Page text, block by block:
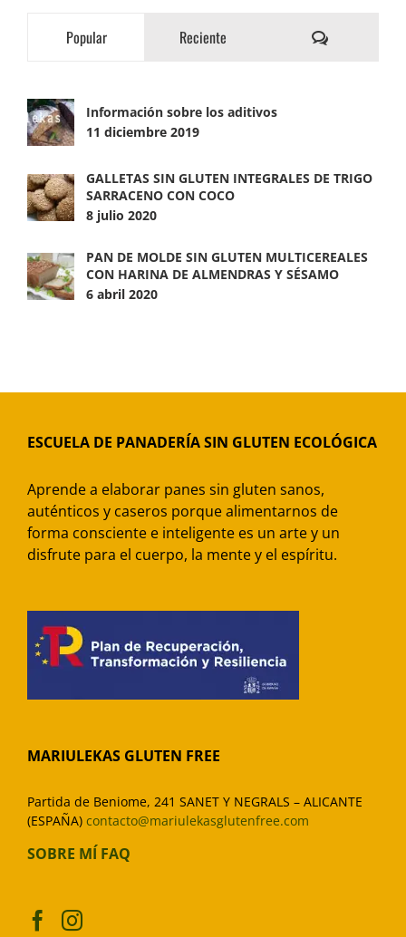
Popular Reciente Comentarios
Información sobre los aditivos
11 diciembre 2019
GALLETAS SIN GLUTEN INTEGRALES DE TRIGO
SARRACENO CON COCO
8 julio 2020
PAN DE MOLDE SIN GLUTEN MULTICEREALES
CON HARINA DE ALMENDRAS Y SÉSAMO
6 abril 2020
ESCUELA DE PANADERÍA SIN GLUTEN ECOLÓGICA
Aprende a elaborar panes sin gluten sanos,
auténticos y caseros porque alimentarnos de
forma consciente e inteligente es un arte y un
disfrute para el cuerpo, la mente y el espíritu.
MARIULEKAS GLUTEN FREE
Partida de Beniome, 241 SANET Y NEGRALS – ALICANTE
(ESPAÑA) contacto@mariulekasglutenfree.com
SOBRE MÍ FAQ